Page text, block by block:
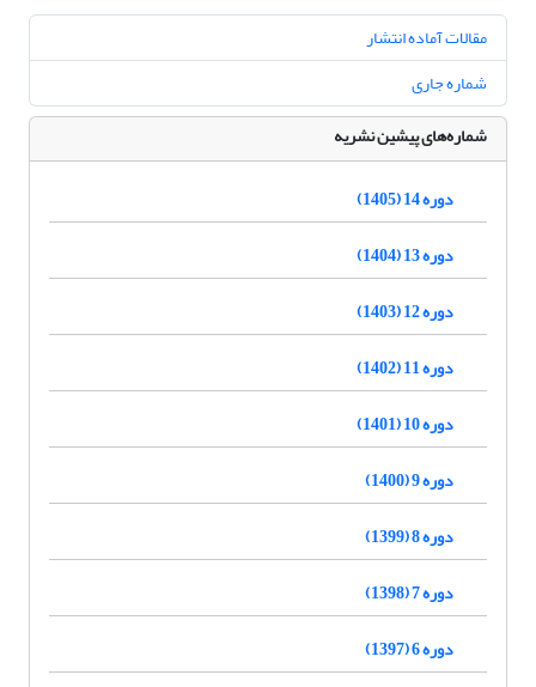
مقالات آماده انتشار
شماره جاری
شماره‌های پیشین نشریه
دوره 14 (1405)
دوره 13 (1404)
دوره 12 (1403)
دوره 11 (1402)
دوره 10 (1401)
دوره 9 (1400)
دوره 8 (1399)
دوره 7 (1398)
دوره 6 (1397)